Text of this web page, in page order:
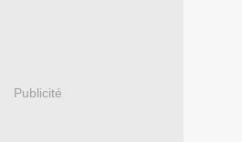
Publicité